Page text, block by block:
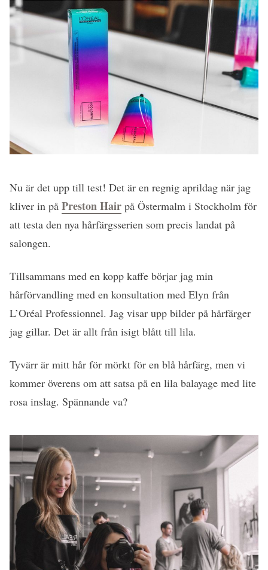
Nu är det upp till test! Det är en regnig aprildag när jag
kliver in på Preston Hair på Östermalm i Stockholm för
att testa den nya hårfärgsserien som precis landat på
salongen.
Tillsammans med en kopp kaffe börjar jag min
hårförvandling med en konsultation med Elyn från
L’Oréal Professionnel. Jag visar upp bilder på hårfärger
jag gillar. Det är allt från isigt blått till lila.
Tyvärr är mitt hår för mörkt för en blå hårfärg, men vi
kommer överens om att satsa på en lila balayage med lite
rosa inslag. Spännande va?